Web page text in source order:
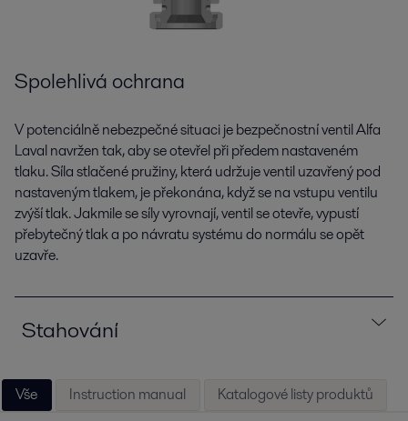
Spolehlivá ochrana
V potenciálně nebezpečné situaci je bezpečnostní ventil Alfa
Laval navržen tak, aby se otevřel při předem nastaveném
tlaku. Síla stlačené pružiny, která udržuje ventil uzavřený pod
nastaveným tlakem, je překonána, když se na vstupu ventilu
zvýší tlak. Jakmile se síly vyrovnají, ventil se otevře, vypustí
přebytečný tlak a po návratu systému do normálu se opět
uzavře.
Stahování
Vše Instruction manual Katalogové listy produktů